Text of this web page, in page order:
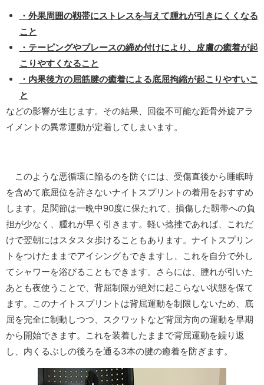
・外果周囲の靱帯にストレスを与えて腫れが引きにくくなる
こと
・テーピングやブレースの締め付けにより、皮膚の癒着が起
こりやすくなること
・内果後方の屈筋腱の癒着による底屈拘縮が起こりやすいこ
と
などの影響が生じます。その結果、回復不可能な距骨外旋アラ
イメントの異常運動が定着してしまいます。
このような悪循環に陥るのを防ぐには、受傷直後から睡眠時
を含めて底屈位を許さないナイトスプリントの着用をおすすめ
します。足関節は一晩中90度に保たれて、損傷した靱帯への負
担が少なく、腫れが早く引きます。軽い捻挫であれば、これだ
けで翌朝にはスタスタ歩けることもあります。ナイトスプリン
トをつけたままでアイシングもできますし、これを自分で外し
てシャワーを浴びることもできます。さらには、腫れが引いた
あとも夜使うことで、背屈制限が絶対に起こらない状態を保て
ます。このナイトスプリントは背屈運動を制限しないため、底
屈を完全に制動しつつ、スクワットなど背屈方向の運動を早期
から開始できます。これを装着したままで背屈運動を繰り返
し、内くるぶしの後ろを通る3本の腱の癒着を防ぎます。